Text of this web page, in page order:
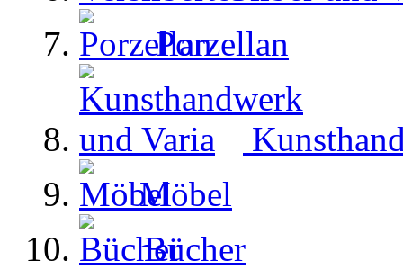
Porzellan
Möbel
Bücher